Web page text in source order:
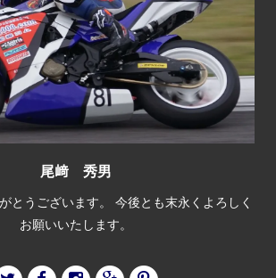
尾﨑 秀男
とうございます。 今後とも末永くよろしく
お願いいたします。